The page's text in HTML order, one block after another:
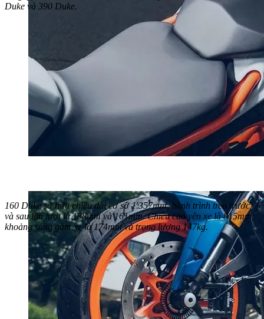
Duke và 390 Duke.
160 Duke sở hữu chiều dài cơ sở 1.357mm, hành trình treo trước
và sau lần lượt là 138mm và 161mm. Chiều cao yên xe là 815mm,
khoảng sáng gầm xe là 174mm và trọng lượng 147kg.